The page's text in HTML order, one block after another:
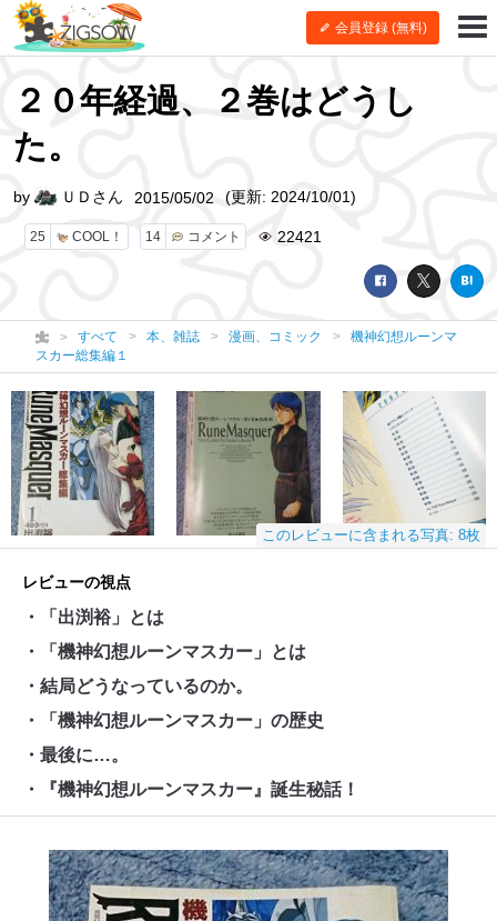
会員登録 (無料)
２０年経過、２巻はどうし
た。
25 COOL！ 14 コメント 22421
by ＵＤさん 2015/05/02 (更新: 2024/10/01)
すべて 本、雑誌 漫画、コミック
機神幻想ルーンマ
スカー総集編１
このレビューに含まれる写真: 8枚
レビューの視点
・「出渕裕」とは
・「機神幻想ルーンマスカー」とは
・結局どうなっているのか。
・「機神幻想ルーンマスカー」の歴史
・最後に…。
・『機神幻想ルーンマスカー』誕生秘話！